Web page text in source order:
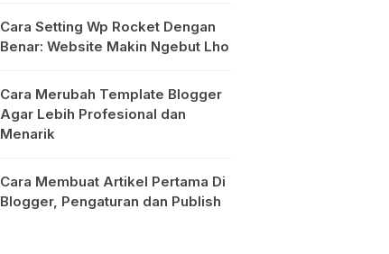
Cara Setting Wp Rocket Dengan
Benar: Website Makin Ngebut Lho
Cara Merubah Template Blogger
Agar Lebih Profesional dan
Menarik
Cara Membuat Artikel Pertama Di
Blogger, Pengaturan dan Publish